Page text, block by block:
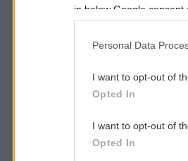
in below Google consent
Personal Data
I want to opt-out of
Opted In
I want to opt-out of
Opted In